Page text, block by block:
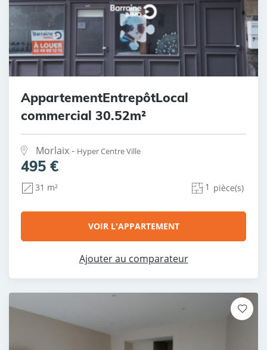
AppartementEntrepôtLocal
commercial 30.52m²
Morlaix - Hyper Centre Ville
495 €
31 m² 1 pièce(s)
VOIR L'APPARTEMENT
Ajouter au comparateur